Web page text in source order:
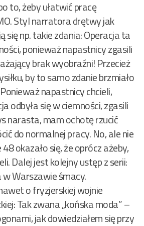
to, żeby ułatwić pracę
Styl narratora drętwy jak
się np. takie zdania: Operacja ta
ponieważ napastnicy zgasili
brak wyobraźni! Przecież
by to samo zdanie brzmiało
napastnicy chcieli,
odbyła się w ciemności, zgasili
narasta, mam ochotę rzucić
do normalnej pracy. No, ale nie
okazało się, że oprócz ażeby,
Dalej jest kolejny ustęp z serii:
Warszawie śmacy.
o fryzjerskiej wojnie
Tak zwana „końska moda” –
jak dowiedziałem się przy